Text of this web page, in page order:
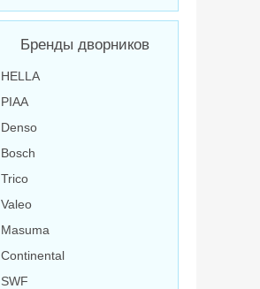
Бренды дворников
HELLA
PIAA
Denso
Bosch
Trico
Valeo
Masuma
Continental
SWF